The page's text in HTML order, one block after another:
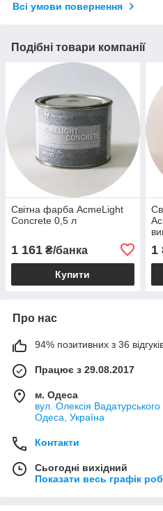
Всі умови повернення
Подібні товари компанії
Світна фарба AcmeLight
Concrete 0,5 л
1 161 ₴/банка
Купити
1
Про нас
94% позитивних з 36
Працює з 29.08.2017
м. Одеса
вул. Олексія
Одеса, Україна
Контакти
Сьогодні вихідний
Показати весь графік